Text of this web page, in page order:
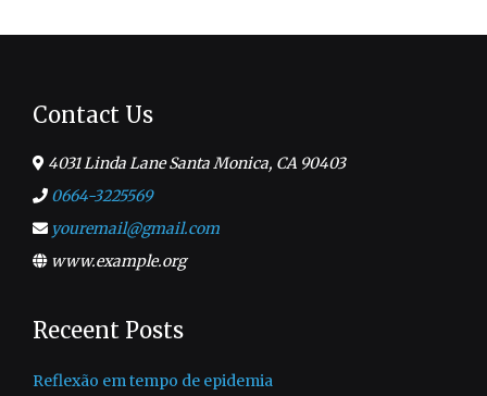
Contact Us
4031 Linda Lane Santa Monica, CA 90403
0664-3225569
youremail@gmail.com
www.example.org
Receent Posts
Reflexão em tempo de epidemia